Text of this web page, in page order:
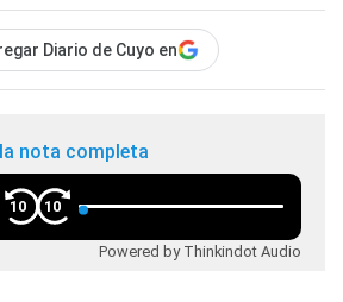
Diario de Cuyo en
nota completa
10 10
Powered by Thinkindot Audio